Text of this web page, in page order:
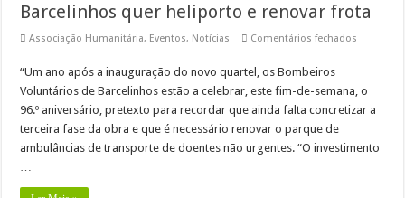
Barcelinhos quer heliporto e renovar frota
Associação Humanitária, Eventos, Notícias Comentários fechados
renovar
frota
“Um ano após a inauguração do novo quartel, os Bombeiros
Voluntários de Barcelinhos estão a celebrar, este fim-de-semana, o
96.º aniversário, pretexto para recordar que ainda falta concretizar a
terceira fase da obra e que é necessário renovar o parque de
ambulâncias de transporte de doentes não urgentes. “O investimento
…